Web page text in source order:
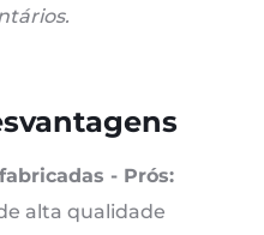
- Prós:
alta qualidade